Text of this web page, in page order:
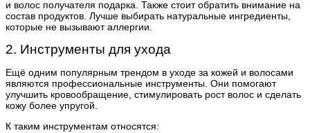
и волос получателя подарка. Также стоит обратить внимание на
состав продуктов. Лучше выбирать натуральные ингредиенты,
которые не вызывают аллергии.
2. Инструменты для ухода
Ещё одним популярным трендом в уходе за кожей и волосами
являются профессиональные инструменты. Они помогают
улучшить кровообращение, стимулировать рост волос и сделать
кожу более упругой.
К таким инструментам относятся: